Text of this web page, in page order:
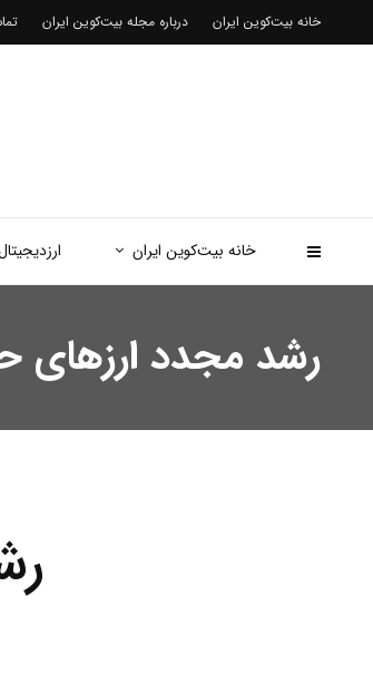
خانه بیت‌کوین ایران
خانه بیت‌کوین ایران درباره مجله بیت‌کوین ایران
رشد مجدد ارزهای حریم‌خصوصی؛